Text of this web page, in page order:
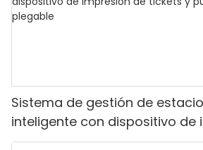
Sistema de gestión de
inteligente con dispositivo de
tickets y puerta de barrera